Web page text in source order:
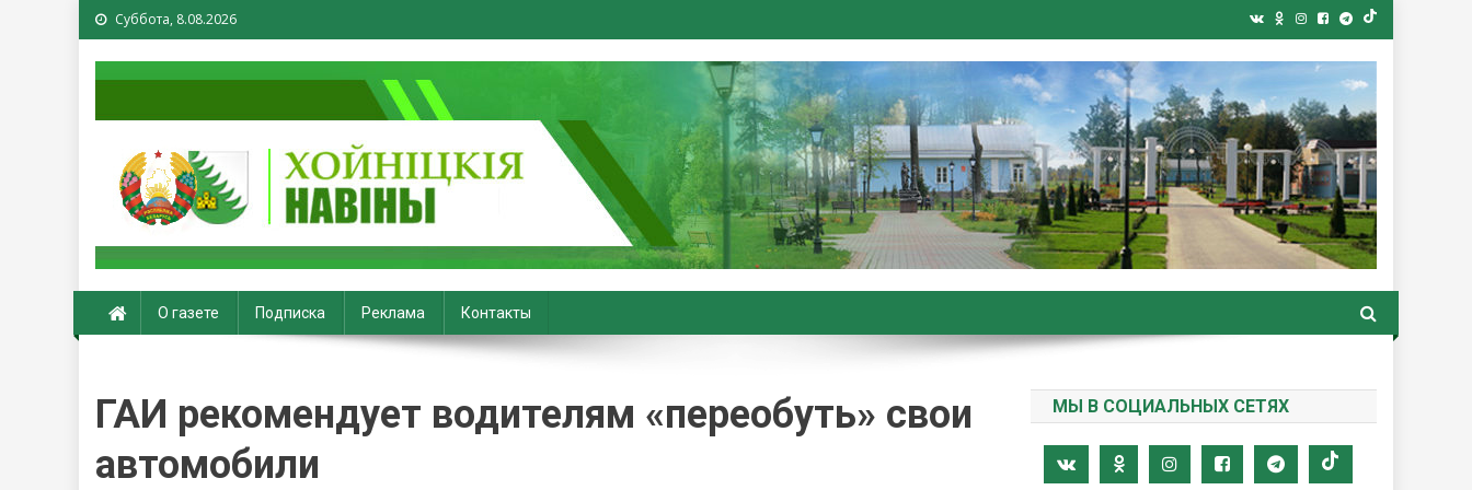
Суббота, 8.08.2026
Хойники. Хойнiцкiя навiны. Новости Хойник. Районная газета
О газете Подписка Реклама Контакты
ГАИ рекомендует водителям «переобуть» свои
автомобили
МЫ В СОЦИАЛЬНЫХ СЕТЯХ